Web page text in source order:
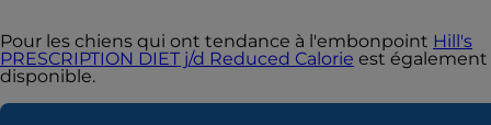
Pour les chiens qui ont tendance à l'embonpoint Hill's
PRESCRIPTION DIET j/d Reduced Calorie est également
disponible.